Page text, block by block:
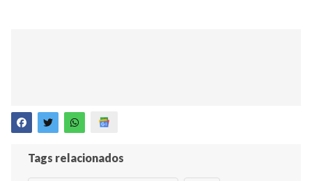
Tags relacionados